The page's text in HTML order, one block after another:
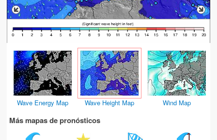
Wave Energy Map Wave Height Map Wind Map
Más mapas de pronósticos